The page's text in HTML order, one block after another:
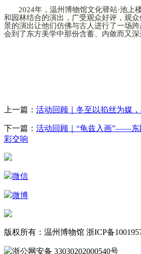
2024年，温州博物馆文化驿站·池上
和园林结合的演出，广受观众好评，观
景的演出让他们仿佛与古人进行了一场
会到了东方美学中那份含蓄、内敛而又深
上一篇： 活动回顾｜冬至以掐丝为媒
下一篇： 活动回顾｜“龟兹入画”——东
彩交响
微信
微博
版权所有：温州博物馆 浙ICP备
浙公网安备 33030202000540号